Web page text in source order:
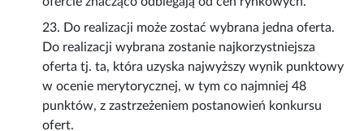
23. Do realizacji może zostać wybrana jedna oferta.
Do realizacji wybrana zostanie najkorzystniejsza
oferta tj. ta, która uzyska najwyższy wynik punktowy
w ocenie merytorycznej, w tym co najmniej 48
punktów, z zastrzeżeniem postanowień konkursu
ofert.